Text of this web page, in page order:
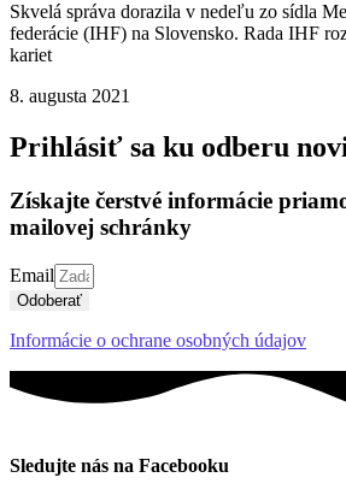
Skvelá správa dorazila v nedeľu zo sídla
federácie (IHF) na Slovensko. Rada IHF
kariet
8. augusta 2021
Prihlásiť sa ku odberu
Získajte čerstvé informácie
mailovej schránky
Email
Odoberať
Informácie o ochrane osobných údajov
Sledujte nás na Facebooku